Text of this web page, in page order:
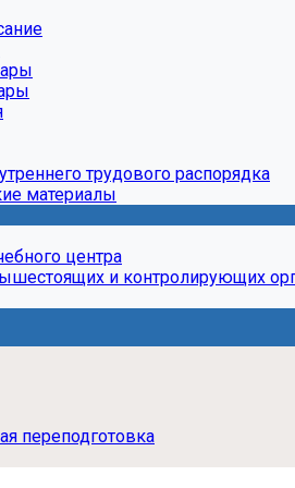
трудового распорядка
материалы
центра
и контролирующих
переподготовка